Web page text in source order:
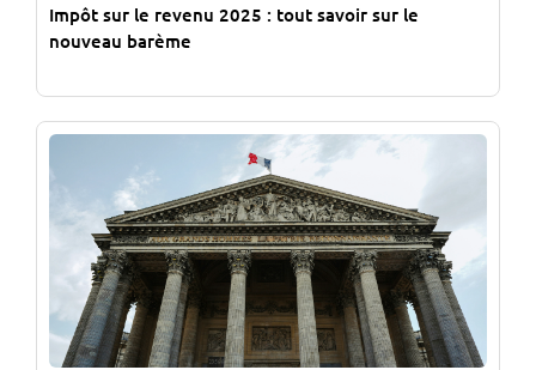
Impôt sur le revenu 2025 : tout savoir sur le
nouveau barème